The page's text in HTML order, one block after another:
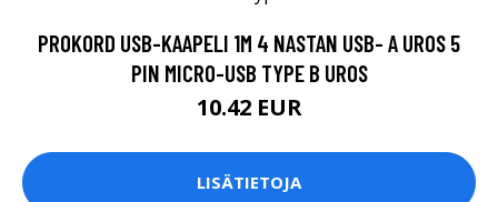
PROKORD USB-KAAPELI 1M 4 NASTAN USB- A UROS 5
PIN MICRO-USB TYPE B UROS
10.42 EUR
LISÄTIETOJA